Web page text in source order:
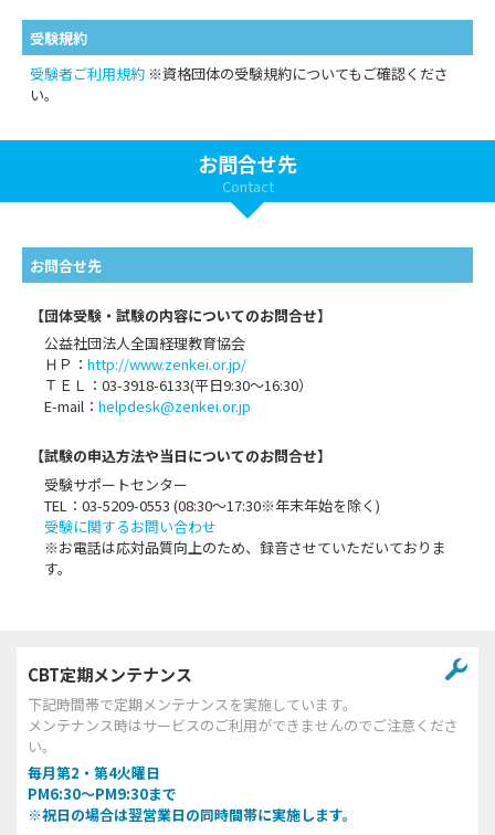
受験規約
受験者ご利用規約※資格団体の受験規約についてもご確認くださ
い。
お問合せ先
Contact
お問合せ先
【団体受験・試験の内容についてのお問合せ】
公益社団法人全国経理教育協会
ＨＰ： http://www.zenkei.or.jp/
ＴＥＬ：03-3918-6133(平日9:30～16:30）
E-mail： helpdesk@zenkei.or.jp
【試験の申込方法や当日についてのお問合せ】
受験サポートセンター
TEL：03-5209-0553 (08:30〜17:30※年末年始を除く)
受験に関するお問い合わせ
※お電話は応対品質向上のため、録音させていただいておりま
す。
CBT定期メンテナンス
下記時間帯で定期メンテナンスを実施しています。
メンテナンス時はサービスのご利用ができませんのでご注意くださ
い。
毎月第2・第4火曜日
PM6:30～PM9:30まで
※祝日の場合は翌営業日の同時間帯に実施します。